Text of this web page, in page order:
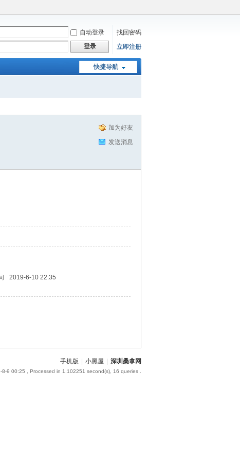
自动登录
找回密码
登录 立即注册
快捷导航
加为好友
发送消息
2019-6-10 22:35
手机版 小黑屋 深圳桑拿网
8-9 00:25 , Processed in 1.102251 second(s), 16 queries .